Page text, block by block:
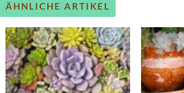
ÄHNLICHE ARTIKEL